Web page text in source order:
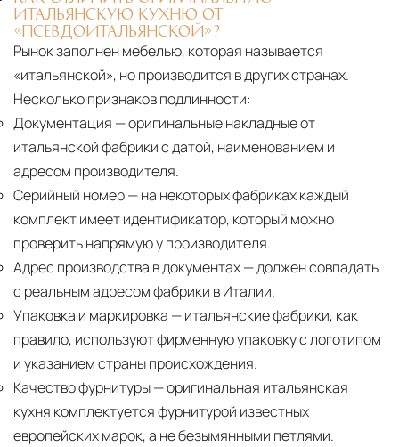
ИТАЛЬЯНСКУЮ КУХНЮ ОТ
«ПСЕВДОИТАЛЬЯНСКОЙ»?
Рынок заполнен мебелью, которая называется
«итальянской», но производится в других странах.
Несколько признаков подлинности:
Документация — оригинальные накладные от
итальянской фабрики с датой, наименованием и
адресом производителя.
Серийный номер— на некоторых фабриках каждый
комплект имеет идентификатор, который можно
проверить напрямую у производителя.
Адрес производства в документах— должен совпадать
с реальным адресом фабрики в Италии.
Упаковка и маркировка — итальянские фабрики, как
правило, используют фирменную упаковку с логотипом
и указанием страны происхождения.
Качество фурнитуры— оригинальная итальянская
кухня комплектуется фурнитурой известных
европейских марок, а не безымянными петлями.